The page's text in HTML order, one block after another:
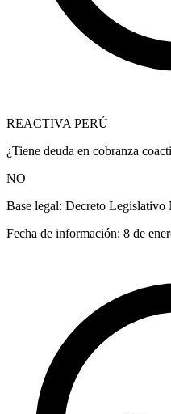
REACTIVA PERÚ
¿Tiene deuda en cobranza
NO
Base legal: Decreto Legislativo
Fecha de información: 8 de